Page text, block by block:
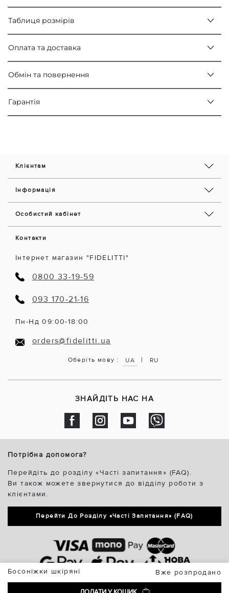
Босоніжки шкіряні Вже розпродано
Таблиця розмірів
Оплата та доставка
Обмін та повернення
Гарантія
Клієнтам
Інформація
Особистий кабінет
Контакти
Інтернет магазин "FIDELITTI"
0800 33-19-59
093 170-21-16
Пн-Нд 09:00-18:00
orders@fidelitti.ua
Оберіть мову : UA | RU
ЗНАЙДІТЬ НАС НА
Потрібна допомога?
Перейдіть до розділу «Часті запитання» (FAQ).
Ви також можете звернутися до відділу роботи з
клієнтами.
Перейти До Розділу «Часті Запитання» (FAQ)